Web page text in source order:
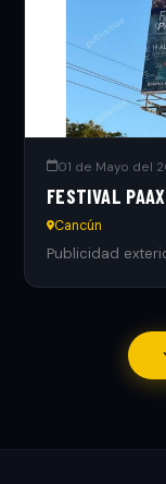
01 de Mayo del
FESTIVAL
Cancún
Publicidad